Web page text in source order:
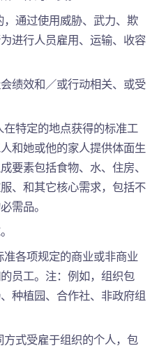
通过使用威胁、武力、欺
进行人员雇用、运输、收容
绩效和／或行动相关、或受
特定的地点获得的标准工
和她或他的家人提供体面生
要素包括食物、水、住房、
、和其它核心需求，包括不
需品。
各项规定的商业或非商业
员工。注：例如，组织包
种植园、合作社、非政府组
式受雇于组织的个人，包